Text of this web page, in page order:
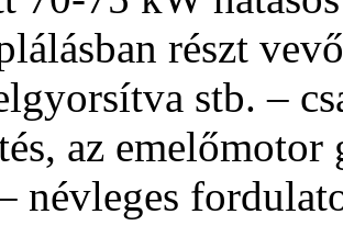
részt
stb. –
az emelőmotor
névleges